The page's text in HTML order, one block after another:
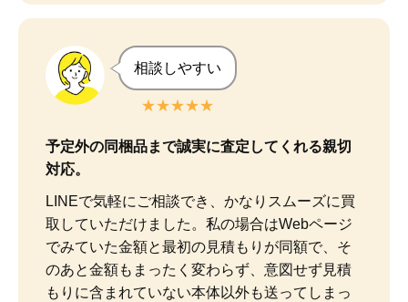
相談しやすい
★★★★★
予定外の同梱品まで誠実に査定してくれる親切
対応。
LINEで気軽にご相談でき、かなりスムーズに買
取していただけました。私の場合はWebページ
でみていた金額と最初の見積もりが同額で、そ
のあと金額もまったく変わらず、意図せず見積
もりに含まれていない本体以外も送ってしまっ